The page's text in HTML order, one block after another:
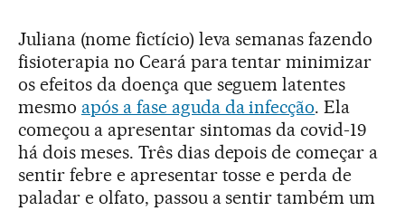
Juliana (nome fictício) leva semanas fazendo
fisioterapia no Ceará para tentar minimizar
os efeitos da doença que seguem latentes
mesmo após a fase aguda da infecção. Ela
começou a apresentar sintomas da covid-19
há dois meses. Três dias depois de começar a
sentir febre e apresentar tosse e perda de
paladar e olfato, passou a sentir também um